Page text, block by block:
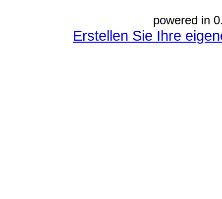
powered in
Erstellen Sie Ihre